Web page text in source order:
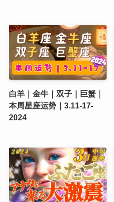
白羊｜金牛｜双子｜巨蟹｜
本周星座运势｜3.11-17-
2024